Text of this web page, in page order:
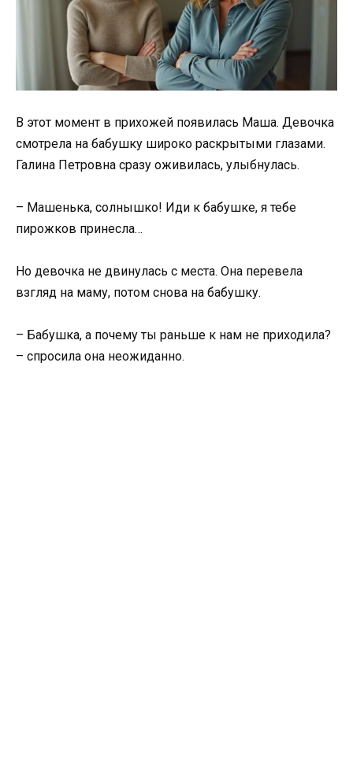
В этот момент в прихожей появилась Маша. Девочка
смотрела на бабушку широко раскрытыми глазами.
Галина Петровна сразу оживилась, улыбнулась.
– Машенька, солнышко! Иди к бабушке, я тебе
пирожков принесла…
Но девочка не двинулась с места. Она перевела
взгляд на маму, потом снова на бабушку.
– Бабушка, а почему ты раньше к нам не приходила?
– спросила она неожиданно.